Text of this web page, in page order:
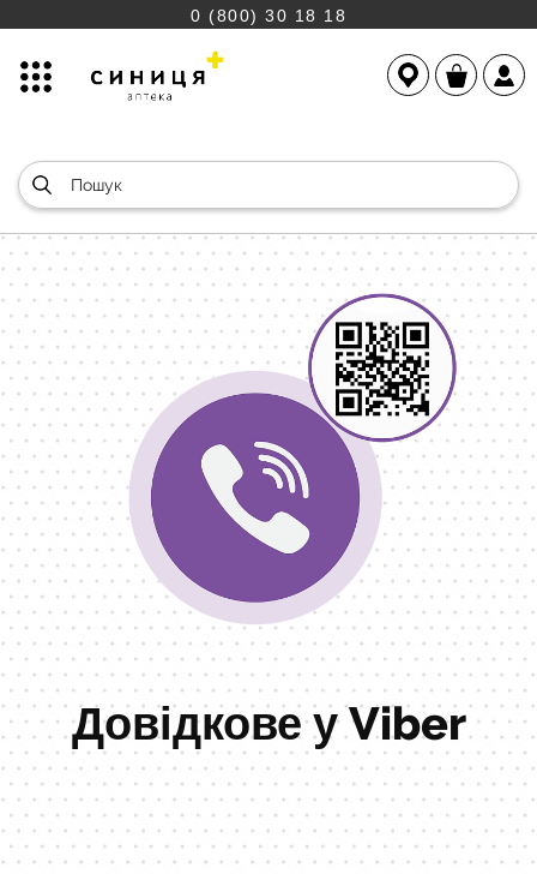
0 (800) 30 18 18
Довідкове у Viber